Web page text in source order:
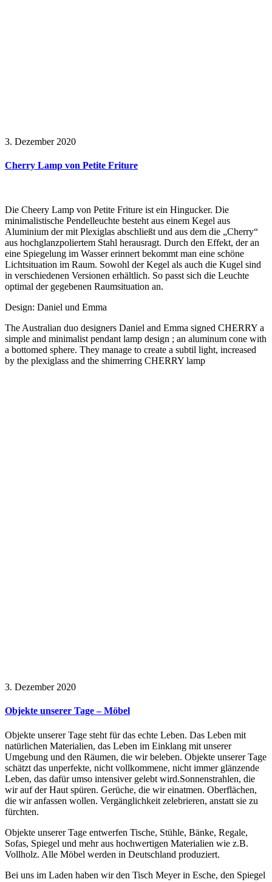
3. Dezember 2020
Cherry Lamp von Petite Friture
Die Cheery Lamp von Petite Friture ist ein Hingucker. Die
minimalistische Pendelleuchte besteht aus einem Kegel aus
Aluminium der mit Plexiglas abschließt und aus dem die „Cherry“
aus hochglanzpoliertem Stahl herausragt. Durch den Effekt, der an
eine Spiegelung im Wasser erinnert bekommt man eine schöne
Lichtsituation im Raum. Sowohl der Kegel als auch die Kugel sind
in verschiedenen Versionen erhältlich. So passt sich die Leuchte
optimal der gegebenen Raumsituation an.
Design: Daniel und Emma
The Australian duo designers Daniel and Emma signed CHERRY a
simple and minimalist pendant lamp design ; an aluminum cone with
a bottomed sphere. They manage to create a subtil light, increased
by the plexiglass and the shimerring CHERRY lamp
3. Dezember 2020
Objekte unserer Tage – Möbel
Objekte unserer Tage steht für das echte Leben. Das Leben mit
natürlichen Materialien, das Leben im Einklang mit unserer
Umgebung und den Räumen, die wir beleben. Objekte unserer Tage
schätzt das unperfekte, nicht vollkommene, nicht immer glänzende
Leben, das dafür umso intensiver gelebt wird.Sonnenstrahlen, die
wir auf der Haut spüren. Gerüche, die wir einatmen. Oberflächen,
die wir anfassen wollen. Vergänglichkeit zelebrieren, anstatt sie zu
fürchten.
Objekte unserer Tage entwerfen Tische, Stühle, Bänke, Regale,
Sofas, Spiegel und mehr aus hochwertigen Materialien wie z.B.
Vollholz. Alle Möbel werden in Deutschland produziert.
Bei uns im Laden haben wir den Tisch Meyer in Esche, den Spiegel